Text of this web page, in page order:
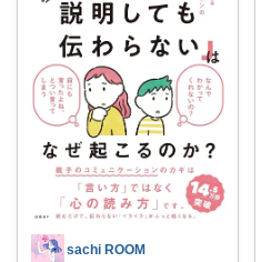
sachi ROOM